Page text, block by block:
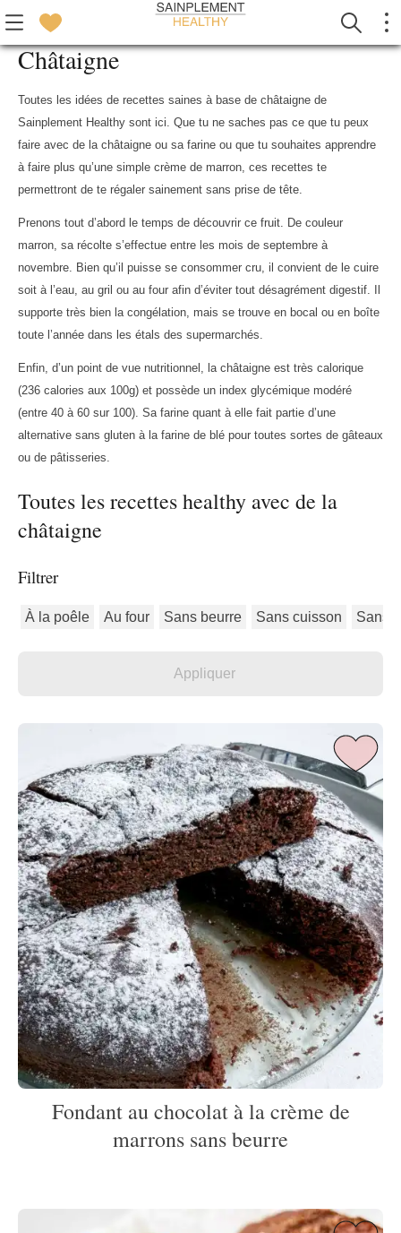
Châtaigne
Toutes les idées de recettes saines à base de châtaigne de
Sainplement Healthy sont ici. Que tu ne saches pas ce que tu peux
faire avec de la châtaigne ou sa farine ou que tu souhaites apprendre
à faire plus qu’une simple crème de marron, ces recettes te
permettront de te régaler sainement sans prise de tête.
Prenons tout d’abord le temps de découvrir ce fruit. De couleur
marron, sa récolte s’effectue entre les mois de septembre à
novembre. Bien qu’il puisse se consommer cru, il convient de le cuire
soit à l’eau, au gril ou au four afin d’éviter tout désagrément digestif. Il
supporte très bien la congélation, mais se trouve en bocal ou en boîte
toute l’année dans les étals des supermarchés.
Enfin, d’un point de vue nutritionnel, la châtaigne est très calorique
(236 calories aux 100g) et possède un index glycémique modéré
(entre 40 à 60 sur 100). Sa farine quant à elle fait partie d’une
alternative sans gluten à la farine de blé pour toutes sortes de gâteaux
ou de pâtisseries.
Toutes les recettes healthy avec de la
châtaigne
Filtrer
À la poêle Au four Sans beurre Sans cuisson Sans
Fondant au chocolat à la crème de
marrons sans beurre